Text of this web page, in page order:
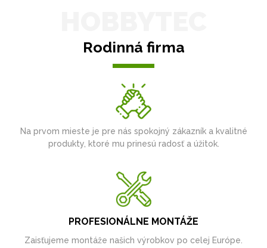
Rodinná firma
Na prvom mieste je pre nás spokojný zákazník a kvalitné
produkty, ktoré mu prinesú radosť a úžitok.
PROFESIONÁLNE MONTÁŽE
Zaisťujeme montáže našich výrobkov po celej Európe.